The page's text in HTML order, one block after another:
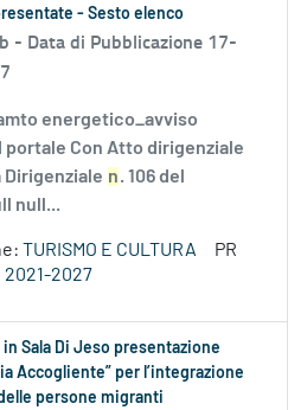
- Sesto elenco
- Data di Pubblicazione 17-
energetico_avviso
Con Atto dirigenziale
Dirigenziale n. 106 del
null...
TURISMO E CULTURA
PR
2021-2027
Sala Di Jeso presentazione
Accogliente” per l’integrazione
persone migranti